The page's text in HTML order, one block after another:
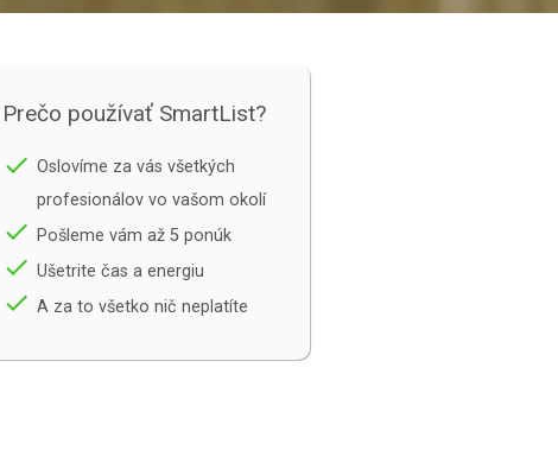
Prečo používať SmartList?
done Oslovíme za vás všetkých
profesionálov vo vašom okolí
done Pošleme vám až 5 ponúk
done Ušetrite čas a energiu
done A za to všetko nič neplatíte